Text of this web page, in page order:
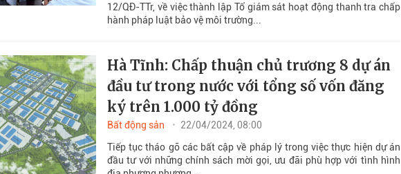
12/QĐ-TTr, về việc thành lập Tổ giám sát hoạt động thanh tra chấp
hành pháp luật bảo vệ môi trường...
Hà Tĩnh: Chấp thuận chủ trương 8 dự án
đầu tư trong nước với tổng số vốn đăng
ký trên 1.000 tỷ đồng
Bất động sản
22/04/2024, 08:00
Tiếp tục tháo gỡ các bất cập về pháp lý trong việc thực hiện dự án
đầu tư với những chính sách mời gọi, ưu đãi phù hợp với tình hình